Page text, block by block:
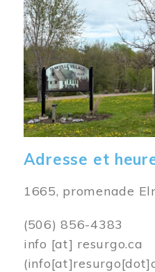
Adresse et
1665, promenade
(506) 856-4383
info [at] resurgo.ca